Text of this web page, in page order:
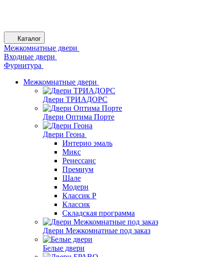
Каталог
Межкомнатные двери
Входные двери
Фурнитура
Межкомнатные двери
Двери ТРИАДОРС
Двери Оптима Порте
Двери Геона
Интерио эмаль
Микс
Ренессанс
Премиум
Шале
Модерн
Классик Р
Классик
Складская программа
Двери Межкомнатные под заказ
Белые двери